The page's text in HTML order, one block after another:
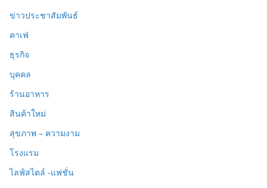
ข่าวประชาสัมพันธ์
คาเฟ่
ธุรกิจ
บุคคล
ร้านอาหาร
สินค้าใหม่
สุขภาพ – ความงาม
โรงแรม
ไลฟ์สไตล์ -แฟชั่น